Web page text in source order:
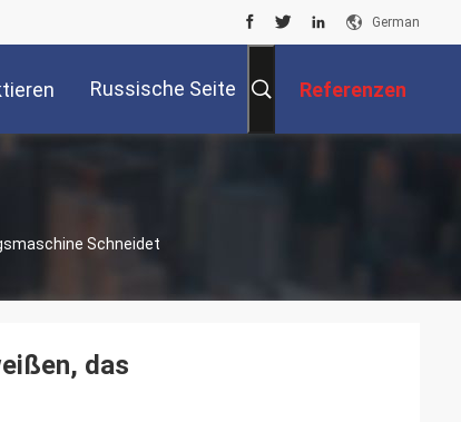
German
Russische Seite Referenzen
Schneidet
das